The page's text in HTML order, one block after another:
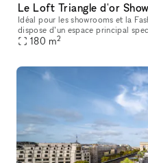
Idéal pour les showrooms et la
dispose d’un espace principal
180 m2